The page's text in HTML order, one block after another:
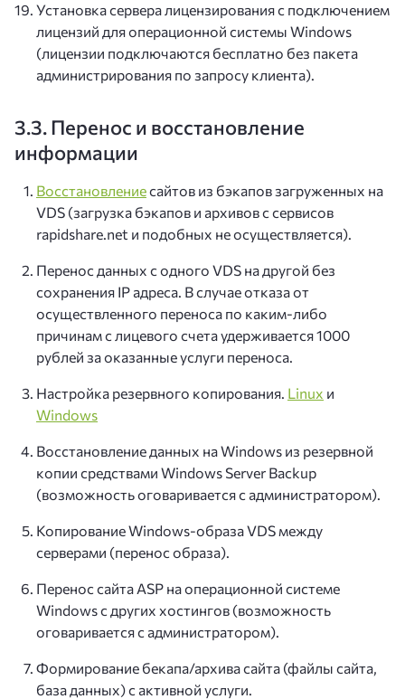
Установка сервера лицензирования с подключением
лицензий для операционной системы Windows
(лицензии подключаются бесплатно без пакета
администрирования по запросу клиента).
3.3. Перенос и восстановление
информации
Восстановлениесайтов из бэкапов загруженных на
VDS (загрузка бэкапов и архивов с сервисов
rapidshare.net и подобных не осуществляется).
Перенос данных с одного VDS на другой без
сохранения IP адреса. В случае отказа от
осуществленного переноса по каким-либо
причинам с лицевого счета удерживается 1000
рублей за оказанные услуги переноса.
Настройка резервного копирования. Linux и
Windows
Восстановление данных на Windows из резервной
копии средствами Windows Server Backup
(возможность оговаривается с администратором).
Копирование Windows-образа VDS между
серверами (перенос образа).
Перенос сайта ASP на операционной системе
Windows с других хостингов (возможность
оговаривается с администратором).
Формирование бекапа/архива сайта (файлы сайта,
база данных) с активной услуги.